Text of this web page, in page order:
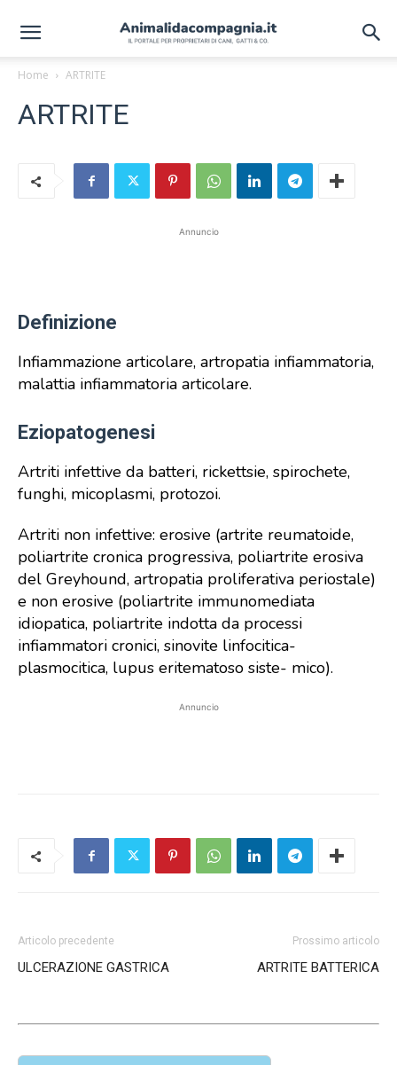
Home ARTRITE
ARTRITE
Annuncio
Definizione
Infiammazione articolare, artropatia infiammatoria,
malattia infiammatoria articolare.
Eziopatogenesi
Artriti infettive da batteri, rickettsie, spirochete,
funghi, micoplasmi, protozoi.
Artriti non infettive: erosive (artrite reumatoide,
poliartrite cronica progressiva, poliartrite erosiva
del Greyhound, artropatia proliferativa periostale)
e non erosive (poliartrite immunomediata
idiopatica, poliartrite indotta da processi
infiammatori cronici, sinovite linfocitica-
plasmocitica, lupus eritematoso siste- mico).
Annuncio
Articolo precedente
ULCERAZIONE GASTRICA
Prossimo articolo
ARTRITE BATTERICA